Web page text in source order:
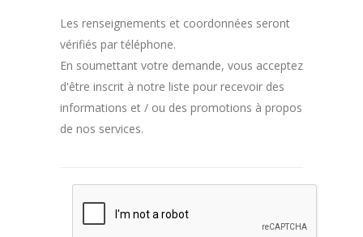
Les renseignements et coordonnées seront
vérifiés par téléphone.
En soumettant votre demande, vous acceptez
d'être inscrit à notre liste pour recevoir des
informations et / ou des promotions à propos
de nos services.